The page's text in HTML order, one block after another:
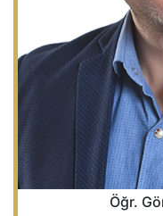
Öğr.